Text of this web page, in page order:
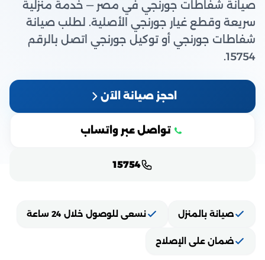
صيانة شفاطات جورنجي في مصر — خدمة منزلية
سريعة وقطع غيار جورنجي الأصلية. لطلب صيانة
شفاطات جورنجي أو توكيل جورنجي اتصل بالرقم
15754.
احجز صيانة الآن
تواصل عبر واتساب
15754
صيانة بالمنزل نسعى للوصول خلال 24 ساعة
ضمان على الإصلاح